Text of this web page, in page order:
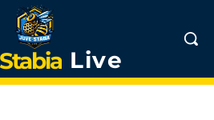
Live